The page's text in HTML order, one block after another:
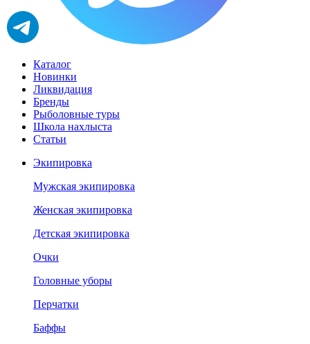
Каталог
Новинки
Ликвидация
Бренды
Рыболовные туры
Школа нахлыста
Статьи
Экипировка
Мужская экипировка
Женская экипировка
Детская экипировка
Очки
Головные уборы
Перчатки
Баффы